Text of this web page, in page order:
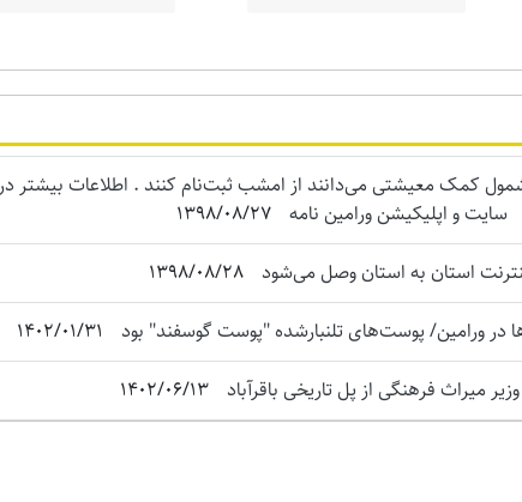
کمک معیشتی می‌دانند از امشب ثبت‌نام کنند . اطلاعات بیشتر در
سایت و اپلیکیشن ورامین نامه
1398/08/27
استان به استان وصل می‌شود
1398/08/28
ورامین/ پوست‌های تلنبارشده "‌پوست گوسفند" بود
1402/01/31
میراث فرهنگی از پل تاریخی باقرآباد
1402/06/13